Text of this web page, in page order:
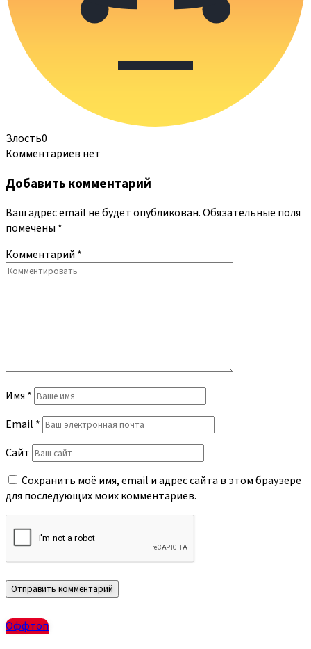
Злость0
Комментариев нет
Добавить комментарий
Ваш адрес email не будет опубликован.Обязательные поля
помечены *
Комментарий *
Имя *
Email *
Сайт
Сохранить моё имя, email и адрес сайта в этом браузере
для последующих моих комментариев.
Оффтоп